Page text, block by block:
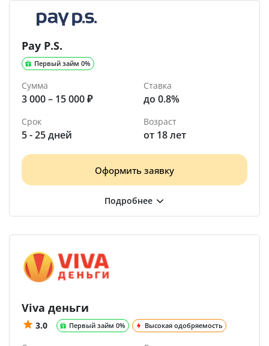
Pay P.S.
Первый займ 0%
Сумма
3 000 – 15 000 ₽
Ставка
до 0.8%
Срок
5 - 25 дней
Возраст
от 18 лет
Оформить заявку
Viva деньги
3.0 Первый займ 0% Высокая одобряемость